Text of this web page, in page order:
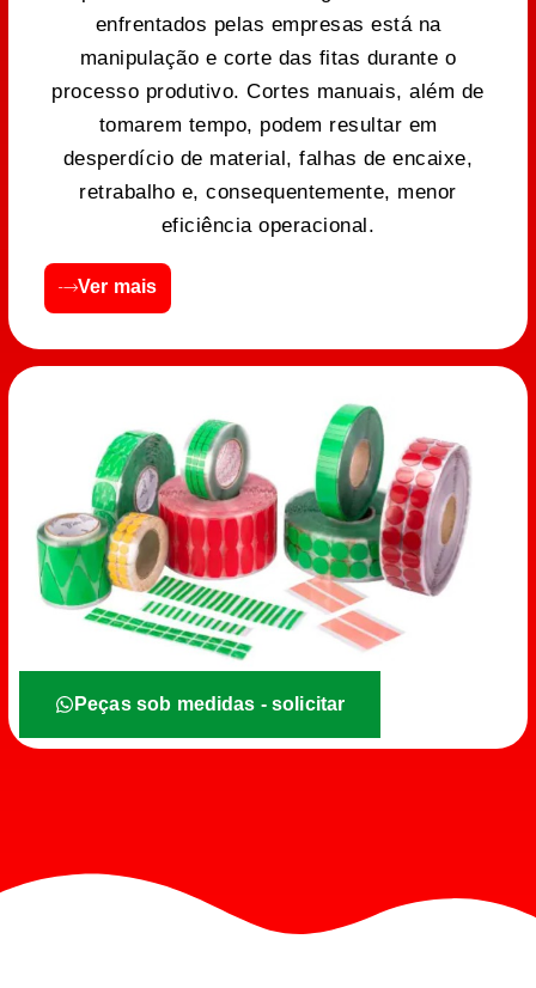
enfrentados pelas empresas está na
manipulação e corte das fitas durante o
processo produtivo. Cortes manuais, além de
tomarem tempo, podem resultar em
desperdício de material, falhas de encaixe,
retrabalho e, consequentemente, menor
eficiência operacional.
Ver mais
Peças sob medidas - solicitar